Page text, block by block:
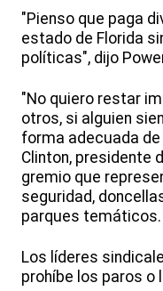
"Pienso que paga
estado de Florida
políticas", dijo
"No quiero restar
otros, si alguien
forma adecuada
Clinton, presidente
gremio que
seguridad,
parques temáticos.
Los líderes
prohíbe los paros o